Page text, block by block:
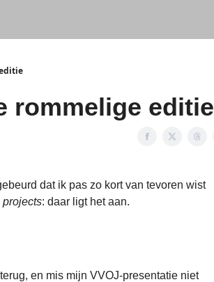
rommelige editie
dat ik pas zo kort van tevoren wist
projects: daar ligt het aan.
en mis mijn VVOJ-presentatie niet